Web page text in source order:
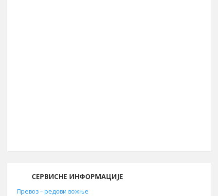
СЕРВИСНЕ ИНФОРМАЦИЈЕ
Превоз – редови вожње